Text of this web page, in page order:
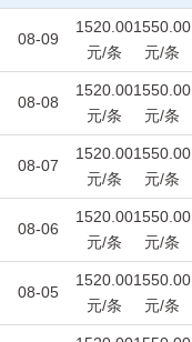
08-09
1520.00
元/条
1550.00
元/条
08-08
1520.00
元/条
1550.00
元/条
08-07
1520.00
元/条
1550.00
元/条
08-06
1520.00
元/条
1550.00
元/条
08-05
1520.00
元/条
1550.00
元/条